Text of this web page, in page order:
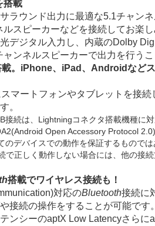
搭載
ラウンド出力に最適な5.1チャン
ルスピーカーなどを接続してお楽
デジタル入力し、内蔵のDolby
ャンネルスピーカーで出力を行う
。iPhone、iPad、Androidなど
マートフォンやタブレットを接
。
接続は、Lightningコネクタ搭載機種に
Open Accessory Protocol
のデバイスでの動作を保証するもので
で正しく動作しない場合には、他の接
搭載でワイヤレス接続も！
対応のBluetooth接続に
接続の操作をすることが可能で
ンシーのaptX Low Latencyさら